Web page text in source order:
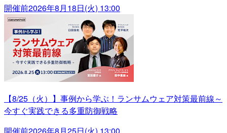
開催前2026年8月18日(火) 13:00
【8/25（火）】事例から学ぶ！ランサムウェア対策最前線～
今すぐ実践できる多重防御戦略